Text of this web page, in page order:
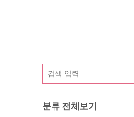
분류 전체보기